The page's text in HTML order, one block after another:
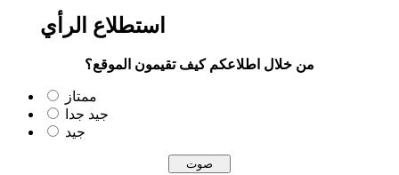
استطلاع الرأي
من خلال اطلاعكم كيف تقيمون الموقع؟
ممتاز
جيد جدا
جيد